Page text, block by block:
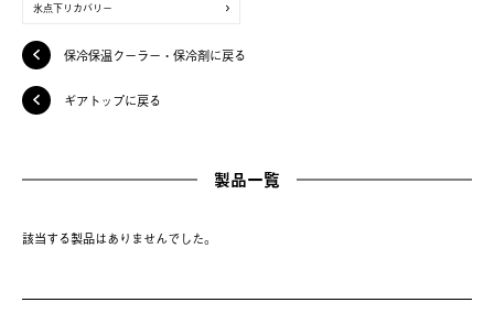
氷点下リカバリー
保冷保温クーラー・保冷剤に戻る
ギアトップに戻る
製品一覧
該当する製品はありませんでした。